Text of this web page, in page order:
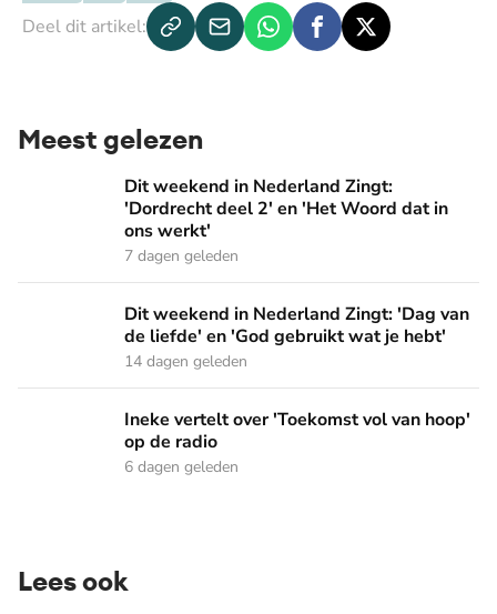
Deel dit artikel:
Meest gelezen
Dit weekend in Nederland Zingt: 'Dordrecht deel 2' en
Dit weekend in Nederland Zingt:
'Dordrecht deel 2' en 'Het Woord dat in
ons werkt'
7 dagen geleden
Dit weekend in Nederland Zingt: 'Dag van de liefde' en
Dit weekend in Nederland Zingt: 'Dag van
de liefde' en 'God gebruikt wat je hebt'
14 dagen geleden
Ineke vertelt over 'Toekomst vol van hoop' op de radio
Ineke vertelt over 'Toekomst vol van hoop'
op de radio
6 dagen geleden
Lees ook